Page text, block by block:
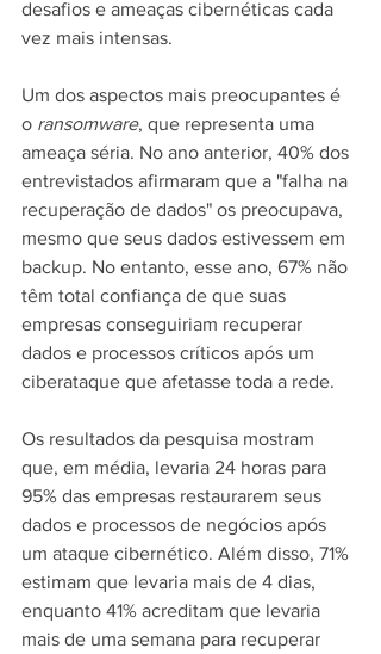
desafios e ameaças cibernéticas cada
vez mais intensas.
Um dos aspectos mais preocupantes é
o ransomware, que representa uma
ameaça séria. No ano anterior, 40% dos
entrevistados afirmaram que a "falha na
recuperação de dados" os preocupava,
mesmo que seus dados estivessem em
backup. No entanto, esse ano, 67% não
têm total confiança de que suas
empresas conseguiriam recuperar
dados e processos críticos após um
ciberataque que afetasse toda a rede.
Os resultados da pesquisa mostram
que, em média, levaria 24 horas para
95% das empresas restaurarem seus
dados e processos de negócios após
um ataque cibernético. Além disso, 71%
estimam que levaria mais de 4 dias,
enquanto 41% acreditam que levaria
mais de uma semana para recuperar